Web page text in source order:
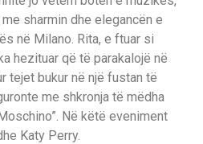
sharmin dhe elegancën e
në Milano. Rita, e ftuar si
hezituar që të parakalojë në
tejet bukur në një fustan të
me shkronja të mëdha
Në këtë eveniment
Katy Perry.